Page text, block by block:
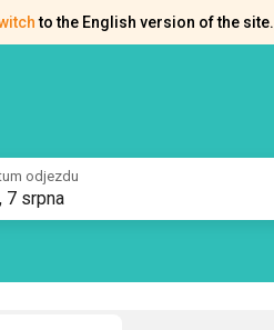
to the English version of the site.
odjezdu
7 srpna